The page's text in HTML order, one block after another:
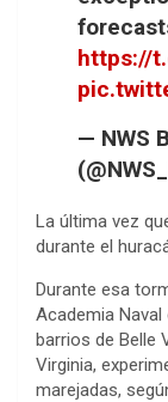
https://
— NWS
La última vez
durante el
Durante esa
Academia Naval
barrios de Belle
Virginia,
marejadas,